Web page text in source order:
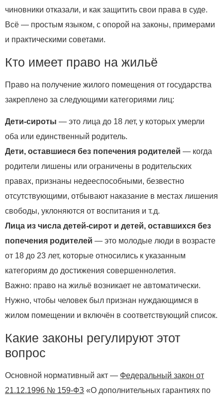
чиновники отказали, и как защитить свои права в суде.
Всё — простым языком, с опорой на законы, примерами
и практическими советами.
Кто имеет право на жильё
Право на получение жилого помещения от государства
закреплено за следующими категориями лиц:
Дети‑сироты — это лица до 18 лет, у которых умерли
оба или единственный родитель.
Дети, оставшиеся без попечения родителей — когда
родители лишены или ограничены в родительских
правах, признаны недееспособными, безвестно
отсутствующими, отбывают наказание в местах лишения
свободы, уклоняются от воспитания и т. д.
Лица из числа детей‑сирот и детей, оставшихся без
попечения родителей — это молодые люди в возрасте
от 18 до 23 лет, которые относились к указанным
категориям до достижения совершеннолетия.
Важно: право на жильё возникает не автоматически.
Нужно, чтобы человек был признан нуждающимся в
жилом помещении и включён в соответствующий список.
Какие законы регулируют этот
вопрос
Основной нормативный акт — Федеральный закон от
21.12.1996 № 159‑ФЗ «О дополнительных гарантиях по